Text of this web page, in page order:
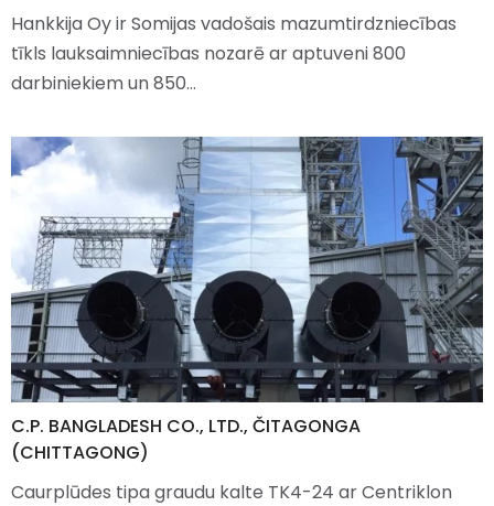
Hankkija Oy ir Somijas vadošais mazumtirdzniecības
tīkls lauksaimniecības nozarē ar aptuveni 800
darbiniekiem un 850…
C.P. BANGLADESH CO., LTD., ČITAGONGA
(CHITTAGONG)
Caurplūdes tipa graudu kalte TK4-24 ar Centriklon